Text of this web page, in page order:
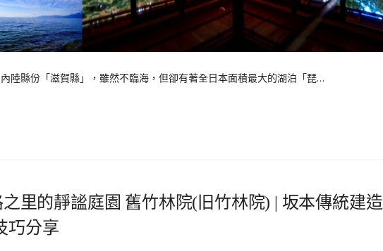
陸縣份「滋賀縣」，雖然不臨海，但卻有著全日本面積最大的湖泊「琵…
里的靜謐庭園 舊竹林院(旧竹林院) | 坂本傳統建造
巧分享